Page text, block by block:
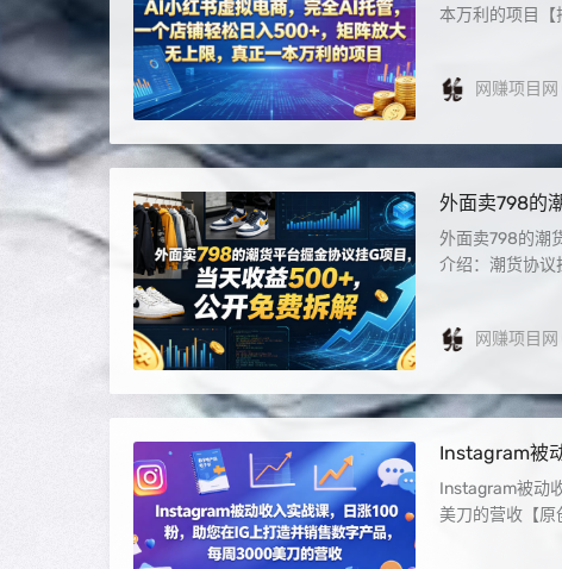
本万利的项目【
网赚项目网
外面卖798的
【揭秘】
外面卖798的潮
介绍：潮货协议
网赚项目网
Instagram被
品，每周
Instagram被动
美刀的营收【原